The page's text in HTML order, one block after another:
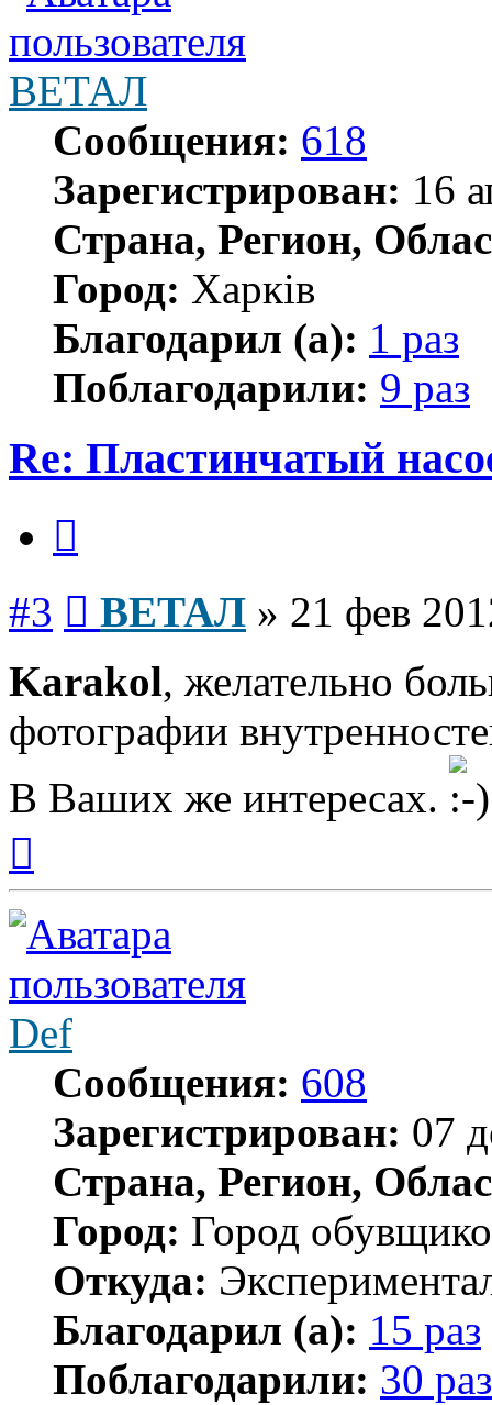
ВЕТАЛ
Сообщения: 618
Зарегистрирован: 16
Страна, Регион,
Город: Харків
Благодарил (а): 1 раз
Поблагодарили: 9 раз
Re: Пластинчатый
#3 ВЕТАЛ » 21 фев
Karakol, желательно
фотографии
В Ваших же интересах.
началу
Def
Сообщения: 608
Зарегистрирован: 07
Страна, Регион,
Город: Город
Откуда:
Благодарил (а): 15 раз
Поблагодарили: 30 раз